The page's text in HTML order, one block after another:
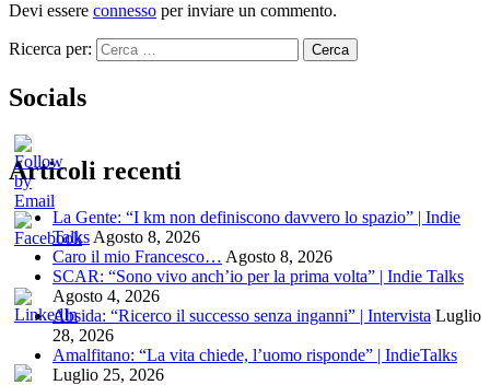
Devi essere connesso per inviare un commento.
Ricerca per:
Socials
Articoli recenti
La Gente: “I km non definiscono davvero lo spazio” | Indie
Talks Agosto 8, 2026
Caro il mio Francesco… Agosto 8, 2026
SCAR: “Sono vivo anch’io per la prima volta” | Indie Talks
Agosto 4, 2026
Absida: “Ricerco il successo senza inganni” | Intervista Luglio
28, 2026
Amalfitano: “La vita chiede, l’uomo risponde” | IndieTalks
Luglio 25, 2026